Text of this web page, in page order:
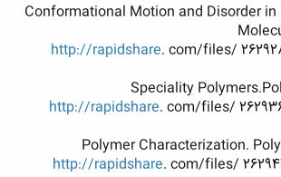
http://rapidshare. com/files/
http://rapidshare. com/files/
http://rapidshare. com/files/